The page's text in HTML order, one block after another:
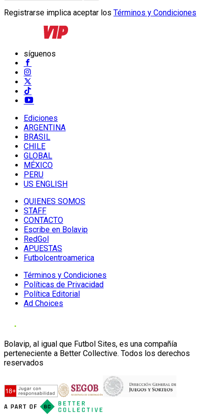
Registrarse implica aceptar los Términos y Condiciones
síguenos
Ediciones
ARGENTINA
BRASIL
CHILE
GLOBAL
MÉXICO
PERU
US ENGLISH
QUIENES SOMOS
STAFF
CONTACTO
Escribe en Bolavip
RedGol
APUESTAS
Futbolcentroamerica
Términos y Condiciones
Políticas de Privacidad
Política Editorial
Ad Choices
Bolavip, al igual que Futbol Sites, es una compañía
perteneciente a Better Collective. Todos los derechos
reservados